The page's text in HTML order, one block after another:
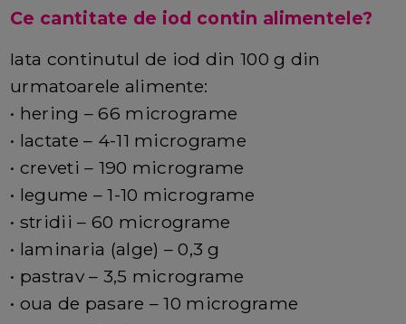
Ce cantitate de iod contin alimentele?
Iata continutul de iod din 100 g din
urmatoarele alimente:
• hering – 66 micrograme
• lactate – 4-11 micrograme
• creveti – 190 micrograme
• legume – 1-10 micrograme
• stridii – 60 micrograme
• laminaria (alge) – 0,3 g
• pastrav – 3,5 micrograme
• oua de pasare – 10 micrograme